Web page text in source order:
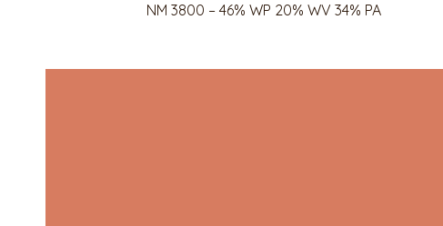
NM 3800 – 46% WP 20% WV 34% PA